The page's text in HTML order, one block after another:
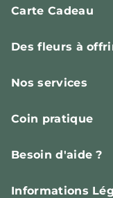
Carte Cadeau
Des fleurs à
Nos services
Coin pratique
Besoin d'aide ?
Informations